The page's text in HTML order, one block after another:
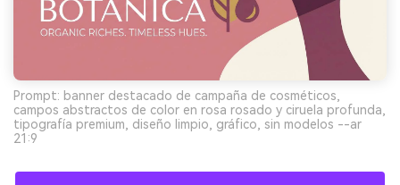
Prompt: banner destacado de campaña de cosméticos,
campos abstractos de color en rosa rosado y ciruela profunda,
tipografía premium, diseño limpio, gráfico, sin modelos --ar
21:9